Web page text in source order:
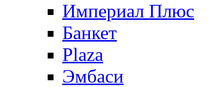
Империал Плюс
Банкет
Plaza
Эмбаси